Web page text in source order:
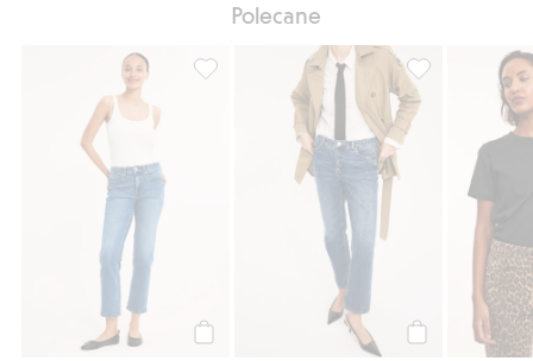
Polecane
Straight jeans mid waist short leg, Dodaj
Straight jeans